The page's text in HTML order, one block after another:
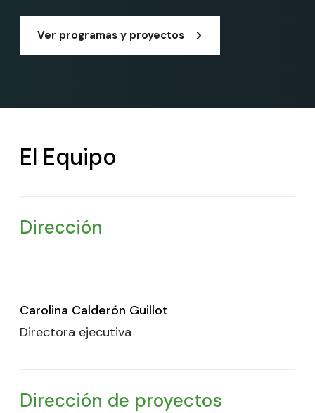
Ver programas y proyectos
El Equipo
Dirección
Carolina Calderón Guillot
Directora ejecutiva
Dirección de proyectos